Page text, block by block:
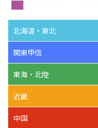
北海道・東北
関東甲信
東海・北陸
近畿
中国